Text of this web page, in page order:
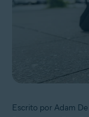
Escrito por Adam